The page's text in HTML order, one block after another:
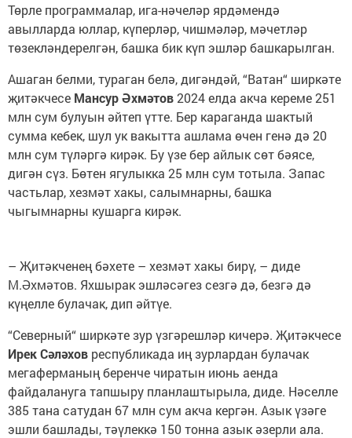
Төрле программалар, ига-нәчеләр ярдәмендә
авылларда юллар, күперләр, чишмәләр, мәчетләр
төзекләндерелгән, башка бик күп эшләр башкарылган.
Ашаган белми, тураган белә, дигәндәй, “Ватан“ ширкәте
җитәкчесе Мансур Әхмәтов 2024 елда акча кереме 251
млн сум булуын әйтеп үтте. Бер караганда шактый
сумма кебек, шул ук вакытта ашлама өчен генә дә 20
млн сум түләргә кирәк. Бу үзе бер айлык сөт бәясе,
дигән сүз. Бөтен ягулыкка 25 млн сум тотыла. Запас
частьлар, хезмәт хакы, салымнарны, башка
чыгымнарны кушарга кирәк.
– Җитәкченең бәхете – хезмәт хакы бирү, – диде
М.Әхмәтов. Яхшырак эшләсәгез сезгә дә, безгә дә
күңелле булачак, дип әйтүе.
“Северный“ ширкәте зур үзгәрешләр кичерә. Җитәкчесе
Ирек Сәләхов республикада иң зурлардан булачак
мегаферманың беренче чиратын июнь аенда
файдалануга тапшыру планлаштырыла, диде. Нәселле
385 тана сатудан 67 млн сум акча кергән. Азык үзәге
эшли башлады, тәүлеккә 150 тонна азык әзерли ала.